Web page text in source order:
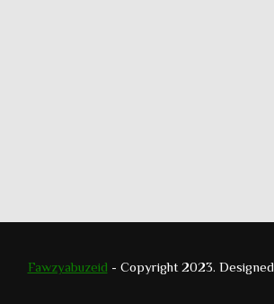
Fawzyabuzeid - Copyright 2023.